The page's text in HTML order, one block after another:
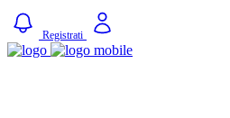
Registrati